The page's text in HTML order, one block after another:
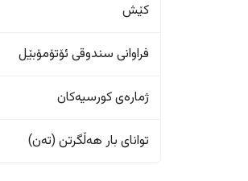
کێش
فراوانی سندوقی ئۆتۆمۆبێل
ژمارەی کورسیەکان
تواناى بار هەڵگرتن (تەن)